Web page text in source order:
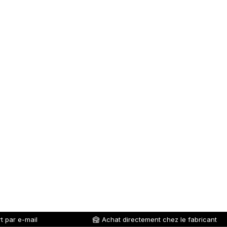
par e-mail Achat directement chez le fabricant